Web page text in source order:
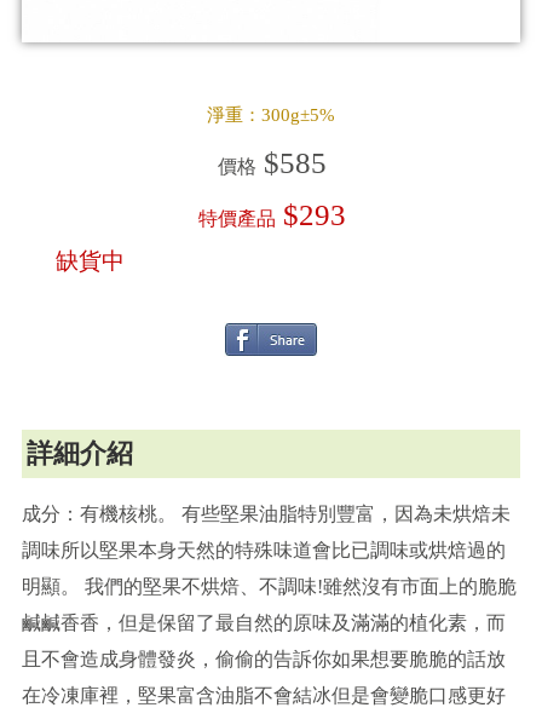
淨重：300g±5%
價格 $585
特價產品 $293
缺貨中
詳細介紹
成分：有機核桃。 有些堅果油脂特別豐富，因為未烘焙未
調味所以堅果本身天然的特殊味道會比已調味或烘焙過的
明顯。 我們的堅果不烘焙、不調味!雖然沒有市面上的脆脆
鹹鹹香香，但是保留了最自然的原味及滿滿的植化素，而
且不會造成身體發炎，偷偷的告訴你如果想要脆脆的話放
在冷凍庫裡，堅果富含油脂不會結冰但是會變脆口感更好